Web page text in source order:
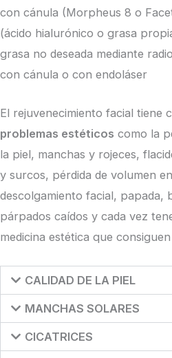
con cánula (Morpheus 8 o
(ácido hialurónico o grasa
grasa no deseada mediante
con cánula o con endoláser
El rejuvenecimiento facial tiene
problemas estéticos como la
la piel, manchas y rojeces,
y surcos, pérdida de volumen
descolgamiento facial, papada,
párpados caídos y cada vez
medicina estética que
CALIDAD DE LA PIEL
MANCHAS SOLARES
CICATRICES